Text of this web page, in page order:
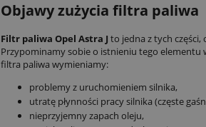
Objawy zużycia filtra paliwa
Filtr paliwa Opel Astra J to jedna z tych
Przypominamy sobie o istnieniu tego elementu
filtra paliwa wymieniamy:
problemy z uruchomieniem silnika,
utratę płynności pracy silnika (częste
nieprzyjemny zapach oleju,